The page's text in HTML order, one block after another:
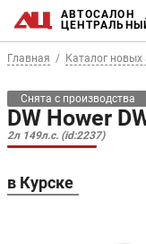
АВТОСАЛОН
Главная Каталог новых
Снята с производства
DW Hower
2л 149л.с. (id:2237)
в Курске